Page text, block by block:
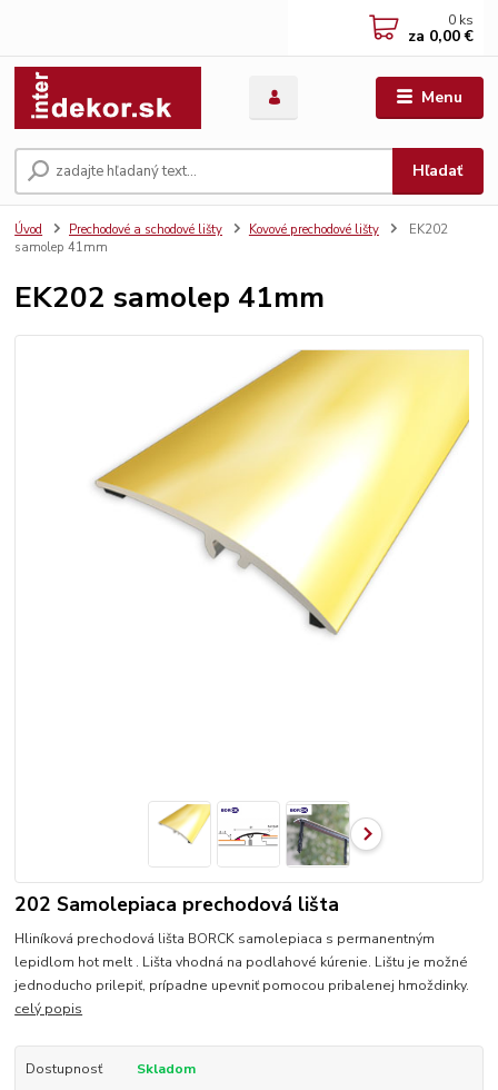
Menu
Hľadať
0 ks
za 0,00 €
Úvod Prechodové a schodové lišty Kovové prechodové lišty
EK202
samolep 41mm
EK202 samolep 41mm
202 Samolepiaca prechodová lišta
Hliníková prechodová lišta BORCK samolepiaca s permanentným
lepidlom hot melt . Lišta vhodná na podlahové kúrenie. Lištu je možné
jednoducho prilepiť, prípadne upevniť pomocou pribalenej hmoždinky.
celý popis
Dostupnosť
Skladom